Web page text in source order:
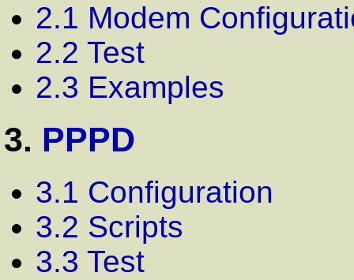
2.1 Modem
2.2 Test
2.3 Examples
3. PPPD
3.1 Configuration
3.2 Scripts
3.3 Test